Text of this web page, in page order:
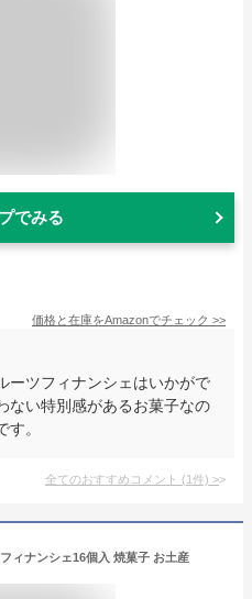
でみる
価格と在庫をAmazonでチェック >>
ーツフィナンシェはいかがで
ない特別感があるお菓子なの
。
全てのおすすめコメント (1件) >
ィナンシェ16個入 焼菓子 お土産